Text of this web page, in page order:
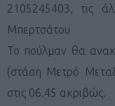
2105245403, τις
Μπερτσάτου
Το πούλμαν θα
(στάση Μετρό
στις 06.45 ακριβώς.